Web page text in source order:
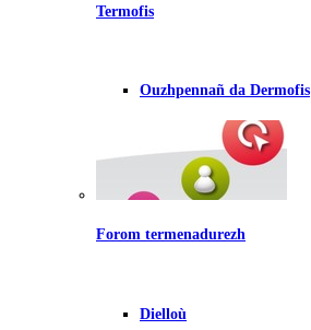
Termofis
Ouzhpennañ da Dermofis
Forom termenadurezh
Dielloù